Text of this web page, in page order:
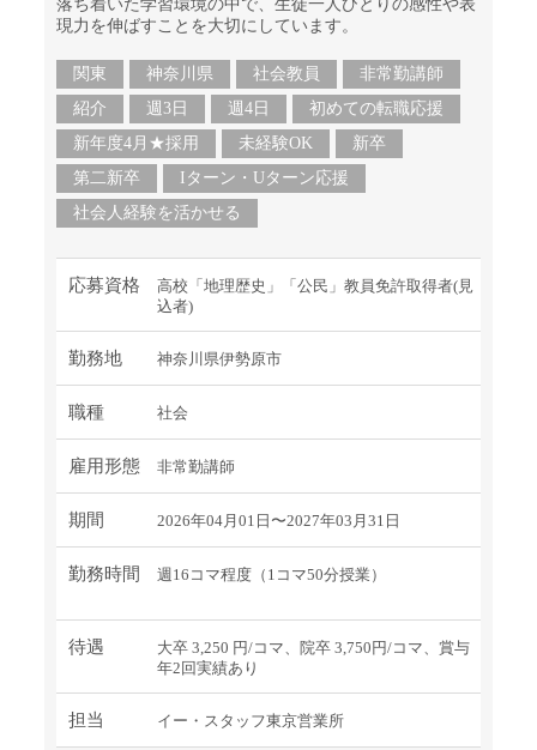
落ち着いた学習環境の中で、生徒一人ひとりの感性や表
現力を伸ばすことを大切にしています。
関東 神奈川県 社会教員
非常勤講師
紹介
週3日 週4日
初めての転職応援
新年度4月★採用
未経験OK
新卒
第二新卒
Iターン・Uターン応援
社会人経験を活かせる
応募資格
高校「地理歴史」「公民」教員免許取得者(見
込者)
勤務地 神奈川県伊勢原市
職種 社会
雇用形態 非常勤講師
期間 2026年04月01日〜2027年03月31日
勤務時間 週16コマ程度（1コマ50分授業）
待遇
大卒 3,250 円/コマ、院卒 3,750円/コマ、賞与
年2回実績あり
担当 イー・スタッフ東京営業所